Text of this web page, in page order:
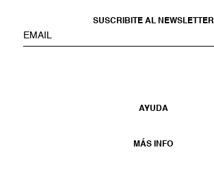
SUSCRIBITE AL NEWSLETTER
AYUDA
MÁS INFO